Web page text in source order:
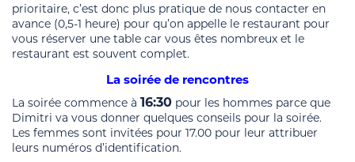
prioritaire, c’est donc plus pratique de nous contacter en
avance (0,5-1 heure) pour qu’on appelle le restaurant pour
vous réserver une table car vous êtes nombreux et le
restaurant est souvent complet.
La soirée de rencontres
La soirée commence à 16:30 pour les hommes parce que
Dimitri va vous donner quelques conseils pour la soirée.
Les femmes sont invitées pour 17.00 pour leur attribuer
leurs numéros d’identification.